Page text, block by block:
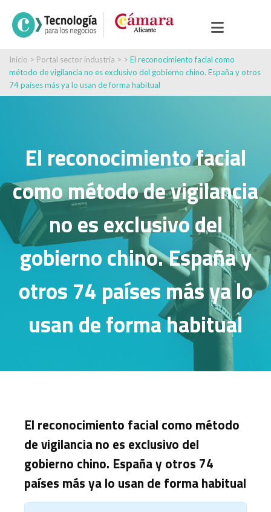
Inicio > Portal sector industria > > El reconocimiento facial como
método de vigilancia no es exclusivo del gobierno chino. España y otros
74 países más ya lo usan de forma habitual
El reconocimiento facial
como método de vigilancia
no es exclusivo del
gobierno chino. España y
otros 74 países más ya lo
usan de forma habitual
El reconocimiento facial como método
de vigilancia no es exclusivo del
gobierno chino. España y otros 74
países más ya lo usan de forma habitual